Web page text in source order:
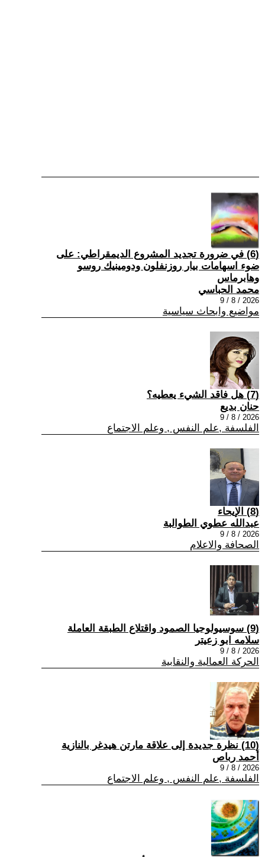
(6) في ضرورة تجديد المشروع الديمقراطي: على
ضوء اسهامات بيار روزنفلون ودومينيك روسو
وهابرماس
محمد الحباسي
2026 / 8 / 9
مواضيع وابحاث سياسية
(7) هل فاقد الشيء يعطيه؟
حنان بديع
2026 / 8 / 9
الفلسفة ,علم النفس , وعلم الاجتماع
(8) الإيحاء
عبدالله عطوي الطوالبة
2026 / 8 / 9
الصحافة والاعلام
(9) سوسيولوجيا الصمود واقتلاع الطبقة العاملة
سلامه ابو زعيتر
2026 / 8 / 9
الحركة العمالية والنقابية
(10) نظرة جديدة إلى علاقة مارتن هيدغر بالنازية
أحمد رباص
2026 / 8 / 9
الفلسفة ,علم النفس , وعلم الاجتماع